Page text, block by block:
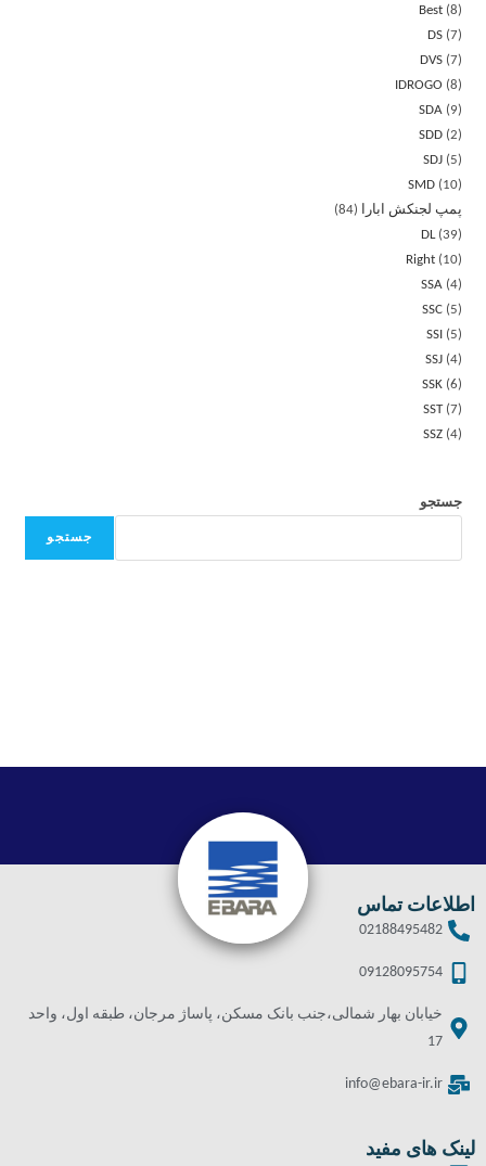
Best 8
DS 7
DVS 7
IDROGO
8
SDA
9
SDD 2
SDJ
5
SMD
10
پمپ لجنکش ابارا
84
DL 39
Right
10
SSA 4
SSC
5
SSI
5
SSJ 4
SSK 6
SST 7
SSZ 4
جستجو
جستجو
اطلاعات تماس
02188495482
09128095754
خیابان بهار شمالی،جنب بانک مسکن، پاساژ مرجان، طبقه اول، واحد
17
info@ebara-ir.ir
لینک های مفید